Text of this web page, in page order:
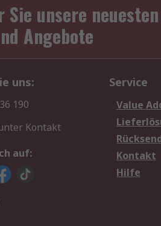
Sie unsere neuesten
Angebote
uns:
190
Kontakt
auf:
Service
Value
Kontakt
Hilfe